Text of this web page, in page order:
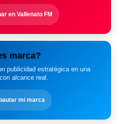
en Vallenato FM
marca?
publicidad estratégica en una
alcance real.
mi marca